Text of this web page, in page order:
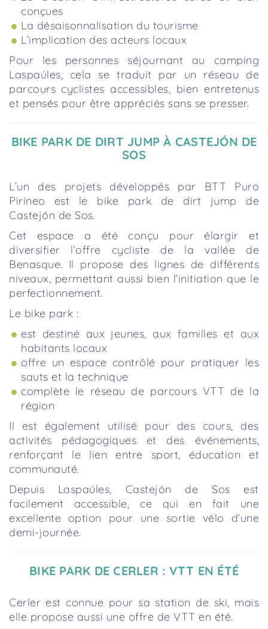
conçues
La désaisonnalisation du tourisme
L’implication des acteurs locaux
Pour les personnes séjournant au camping
Laspaúles, cela se traduit par un réseau de
parcours cyclistes accessibles, bien entretenus
et pensés pour être appréciés sans se presser.
BIKE PARK DE DIRT JUMP À CASTEJÓN DE
SOS
L’un des projets développés par BTT Puro
Pirineo est le bike park de dirt jump de
Castejón de Sos.
Cet espace a été conçu pour élargir et
diversifier l’offre cycliste de la vallée de
Benasque. Il propose des lignes de différents
niveaux, permettant aussi bien l’initiation que le
perfectionnement.
Le bike park :
est destiné aux jeunes, aux familles et aux
habitants locaux
offre un espace contrôlé pour pratiquer les
sauts et la technique
complète le réseau de parcours VTT de la
région
Il est également utilisé pour des cours, des
activités pédagogiques et des événements,
renforçant le lien entre sport, éducation et
communauté.
Depuis Laspaúles, Castejón de Sos est
facilement accessible, ce qui en fait une
excellente option pour une sortie vélo d’une
demi-journée.
BIKE PARK DE CERLER : VTT EN ÉTÉ
Cerler est connue pour sa station de ski, mais
elle propose aussi une offre de VTT en été.